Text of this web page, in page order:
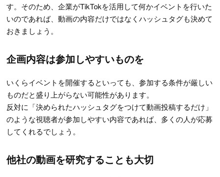
す。そのため、企業がTikTokを活用して何かイベントを行いた
いのであれば、動画の内容だけではなくハッシュタグも決めて
おきましょう。
企画内容は参加しやすいものを
いくらイベントを開催するといっても、参加する条件が厳しい
ものだと盛り上がらない可能性があります。
反対に「決められたハッシュタグをつけて動画投稿するだけ」
のような視聴者が参加しやすい内容であれば、多くの人が応募
してくれるでしょう。
他社の動画を研究することも大切